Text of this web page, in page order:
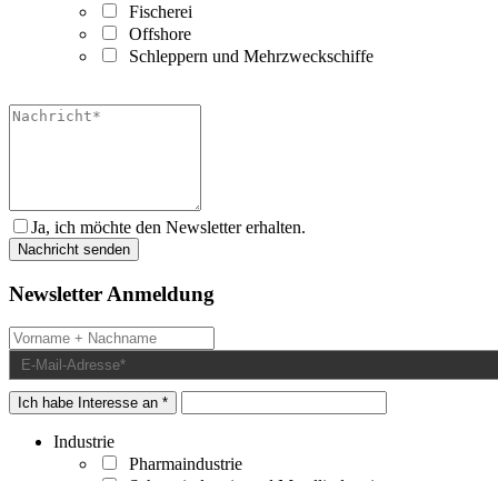
Fischerei
Offshore
Schleppern und Mehrzweckschiffe
Ja, ich möchte den Newsletter erhalten.
Newsletter Anmeldung
Ich habe Interesse an *
Industrie
Pharmaindustrie